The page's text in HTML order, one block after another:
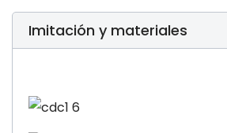
Imitación y materiales